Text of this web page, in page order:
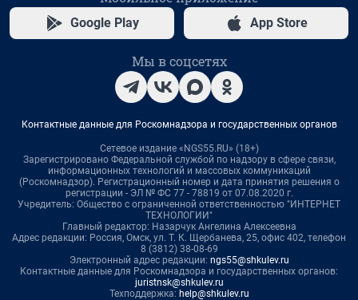
Google Play App Store
Мы в соцсетях
Контактные данные для Роскомнадзора и государственных органов
Сетевое издание «NGS55.RU» (18+)
Зарегистрировано Федеральной службой по надзору в сфере связи,
информационных технологий и массовых коммуникаций
(Роскомнадзор). Регистрационный номер и дата принятия решения о
регистрации - ЭЛ № ФС 77 - 78819 от 07.08.2020 г.
Учредитель: Общество с ограниченной ответственностью "ИНТЕРНЕТ
ТЕХНОЛОГИИ"
Главный редактор: Назарчук Ангелина Алексеевна
Адрес редакции: Россия, Омск, ул. Т. К. Щербанева, 25, офис 402, телефон
8 (3812) 38-08-69
Электронный адрес редакции: ngs55@shkulev.ru
Контактные данные для Роскомнадзора и государственных органов:
juristnsk@shkulev.ru
Техподдержка: help@shkulev.ru